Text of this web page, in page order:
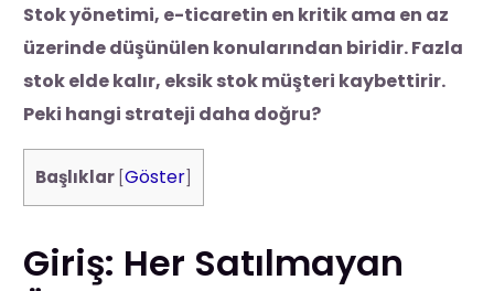
Stok yönetimi, e-ticaretin en kritik ama en az
üzerinde düşünülen konularından biridir. Fazla
stok elde kalır, eksik stok müşteri kaybettirir.
Peki hangi strateji daha doğru?
Başlıklar [Göster
Giriş: Her Satılmayan